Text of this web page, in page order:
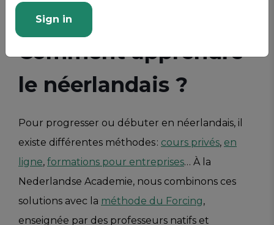
Comment apprendre
le néerlandais ?
Pour progresser ou débuter en néerlandais, il
existe différentes méthodes : cours privés, en
ligne, formations pour entreprises… À la
Nederlandse Academie, nous combinons ces
solutions avec la méthode du Forcing,
enseignée par des professeurs natifs et
Sign in